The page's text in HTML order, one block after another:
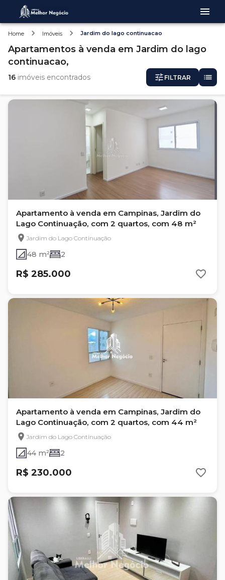
Home Imóveis Jardim do lago continuacao
Apartamentos à venda em Jardim do lago
continuacao,
16 imóveis encontrados FILTRAR
Apartamento à venda em Campinas, Jardim do
Lago Continuação, com 2 quartos, com 48 m²
Jardim do Lago Continuação
48 m² 2
R$ 285.000
Apartamento à venda em Campinas, Jardim do
Lago Continuação, com 2 quartos, com 44 m²
Jardim do Lago Continuação
44 m² 2
R$ 230.000